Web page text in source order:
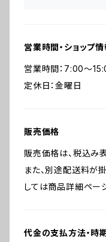
営業時間・ショップ
営業時間：7:00〜
定休日：金曜日
販売価格
販売価格は、税込み
また、別途配送料が
しては商品詳細ペー
代金の支払方法・時